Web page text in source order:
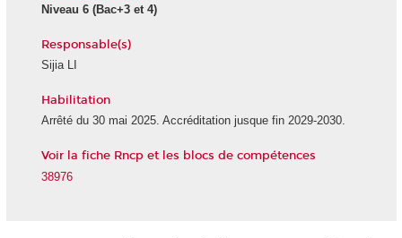
Niveau 6(Bac+3 et 4)
Responsable(s)
Sijia LI
Habilitation
Arrêté du 30 mai 2025. Accréditation jusque fin 2029-2030.
Voir la fiche Rncp et les blocs de compétences
38976